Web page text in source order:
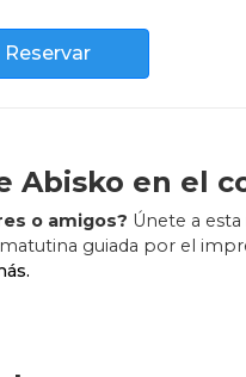
Reservar
en el
o amigos? Únete a
guiada por el